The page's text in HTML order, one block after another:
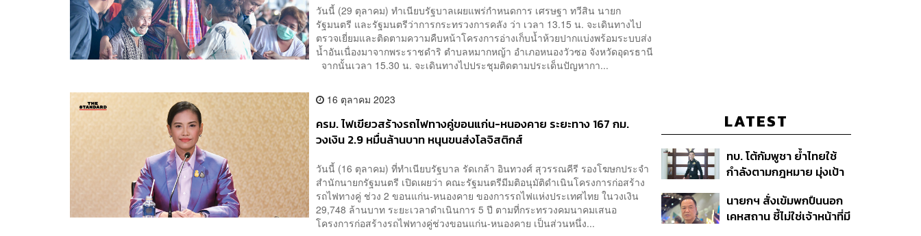
วันนี้ (29 ตุลาคม) ทำเนียบรัฐบาลเผยแพร่กำหนดการ เศรษฐา ทวีสิน นายก
รัฐมนตรี และรัฐมนตรีว่าการกระทรวงการคลัง ว่า เวลา 13.15 น. จะเดินทางไป
ตรวจเยี่ยมและติดตามความคืบหน้าโครงการอ่างเก็บน้ำห้วยปากแบ่งพร้อมระบบส่ง
น้ำอันเนื่องมาจากพระราชดำริ ตำบลหมากหญ้า อำเภอหนองวัวซอ จังหวัดอุดรธานี
จากนั้นเวลา 15.30 น. จะเดินทางไปประชุมติดตามประเด็นปัญหากา...
16 ตุลาคม 2023
ครม. ไฟเขียวสร้างรถไฟทางคู่ขอนแก่น-หนองคาย ระยะทาง 167 กม.
วงเงิน 2.9 หมื่นล้านบาท หนุนขนส่งโลจิสติกส์
วันนี้ (16 ตุลาคม) ที่ทำเนียบรัฐบาล รัดเกล้า อินทวงศ์ สุวรรณคีรี รองโฆษกประจำ
สำนักนายกรัฐมนตรี เปิดเผยว่า คณะรัฐมนตรีมีมติอนุมัติดำเนินโครงการก่อสร้าง
รถไฟทางคู่ ช่วง 2 ขอนแก่น-หนองคาย ของการรถไฟแห่งประเทศไทย ในวงเงิน
29,748 ล้านบาท ระยะเวลาดำเนินการ 5 ปี ตามที่กระทรวงคมนาคมเสนอ
โครงการก่อสร้างรถไฟทางคู่ช่วงขอนแก่น-หนองคาย เป็นส่วนหนึ่ง...
LATEST
ทบ. โต้กัมพูชา ย้ำไทยใช้
กำลังตามกฎหมาย มุ่งเป้า
หายไทยไม่อาจลบด้วย
ข้อมูลบิดเบือน
นายกฯ สั่งเข้มพกปืนนอก
เคหสถาน ชี้ไม่ใช่เจ้าหน้าที่มี